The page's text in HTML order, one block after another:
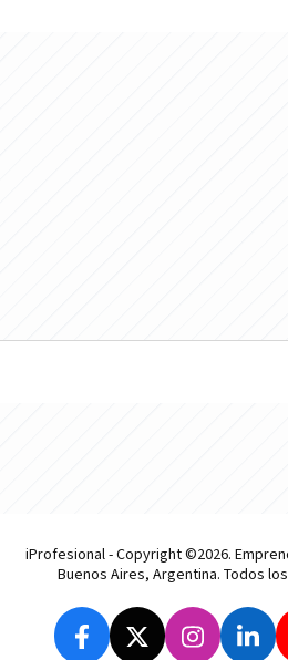
iProfesional - Copyright ©2026.
Buenos Aires, Argentina. Todos